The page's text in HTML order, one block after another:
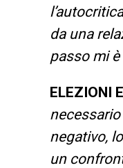
da una
passo mi
ELEZIONI
negativo,
un